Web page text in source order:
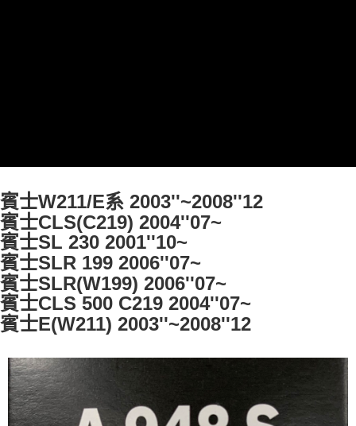
賓士W211/E系 2003''~2008''12
賓士CLS(C219) 2004''07~
賓士SL 230 2001''10~
賓士SLR 199 2006''07~
賓士SLR(W199) 2006''07~
賓士CLS 500 C219 2004''07~
賓士E(W211) 2003''~2008''12